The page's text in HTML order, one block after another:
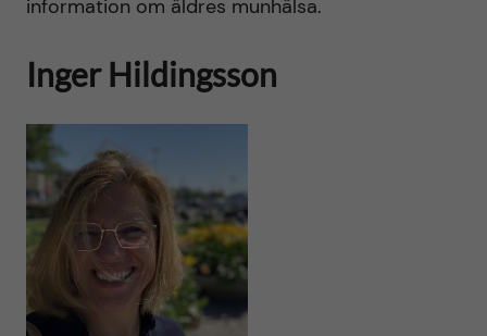
information om äldres munhälsa.
Inger Hildingsson